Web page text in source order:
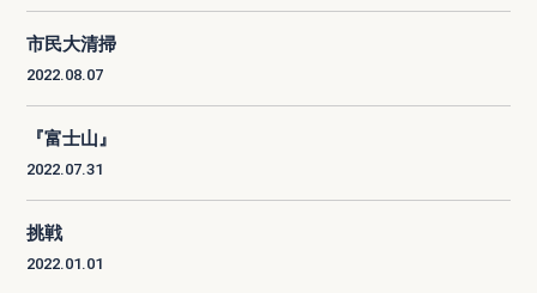
市民大清掃
2022.08.07
『富士山』
2022.07.31
挑戦
2022.01.01